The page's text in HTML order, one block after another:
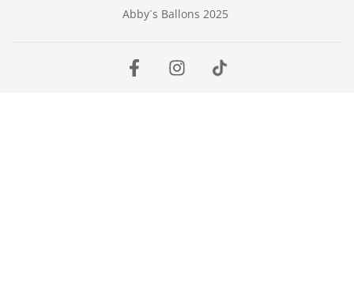
Abby´s Ballons 2025